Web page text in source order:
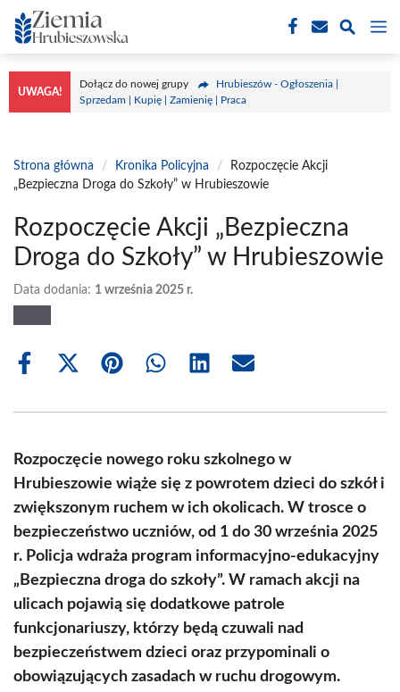
Przejdź
do
treści
UWAGA!
Dołącz do nowej grupy
Hrubieszów - Ogłoszenia |
Sprzedam | Kupię | Zamienię | Praca
Strona główna / Kronika Policyjna /
Rozpoczęcie Akcji
„Bezpieczna Droga do Szkoły” w Hrubieszowie
Rozpoczęcie Akcji „Bezpieczna
Droga do Szkoły” w Hrubieszowie
Data dodania: 1 września 2025 r.
Share
Share
(Twitter)
Share Share Share Share
Rozpoczęcie nowego roku szkolnego w
Hrubieszowie wiąże się z powrotem dzieci do szkół i
zwiększonym ruchem w ich okolicach. W trosce o
bezpieczeństwo uczniów, od 1 do 30 września 2025
r. Policja wdraża program informacyjno-edukacyjny
„Bezpieczna droga do szkoły”. W ramach akcji na
ulicach pojawią się dodatkowe patrole
funkcjonariuszy, którzy będą czuwali nad
bezpieczeństwem dzieci oraz przypominali o
obowiązujących zasadach w ruchu drogowym.